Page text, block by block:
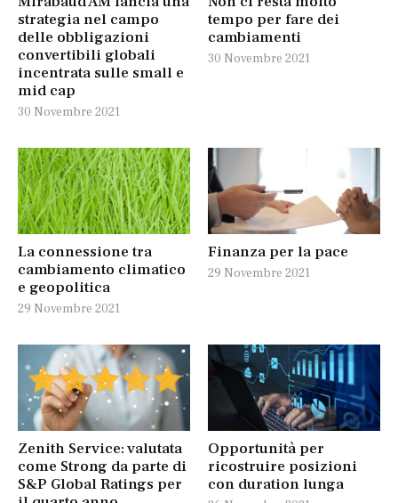
strategia nel campo
delle obbligazioni
convertibili globali
incentrata sulle small e
mid cap
30 Novembre 2021
tempo per fare dei
cambiamenti
30 Novembre 2021
La connessione tra
cambiamento climatico
e geopolitica
29 Novembre 2021
Finanza per la pace
29 Novembre 2021
Zenith Service: valutata
come Strong da parte di
S&P Global Ratings per
Opportunità per
ricostruire posizioni
con duration lunga